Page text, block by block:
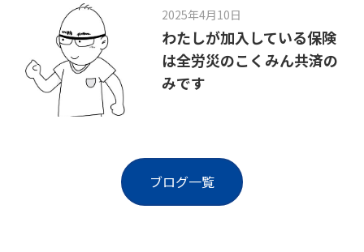
2025年4月10日
わたしが加入している保険
は全労災のこくみん共済の
みです
ブログ一覧